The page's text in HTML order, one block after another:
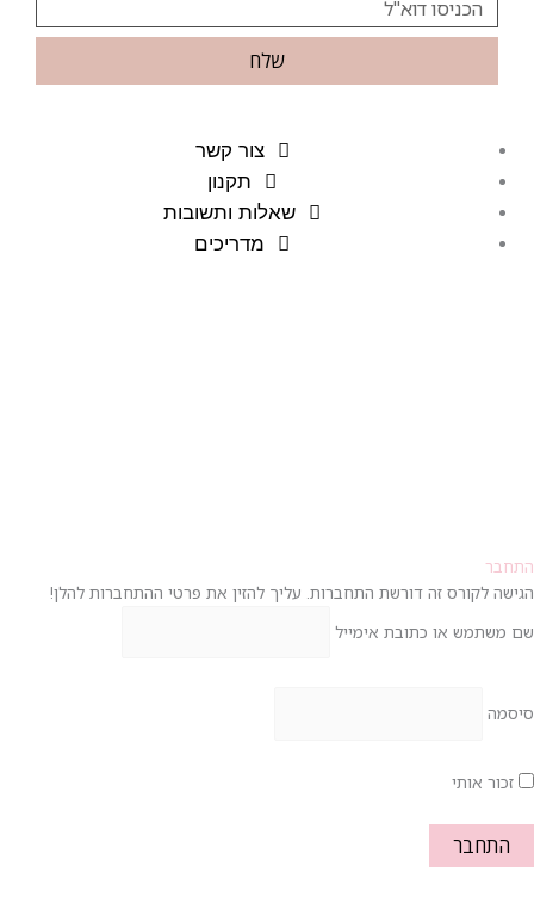
צור קשר
תקנון
שאלות ותשובות
מדריכים
שלח
התחבר
הגישה לקורס זה דורשת התחברות. עליך להזין את פרטי ההתחברות להלן!
שם משתמש או כתובת אימייל
סיסמה
זכור אותי